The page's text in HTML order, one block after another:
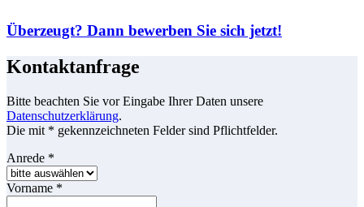
Überzeugt? Dann bewerben Sie sich jetzt!
Kontaktanfrage
Bitte beachten Sie vor Eingabe Ihrer Daten unsere
Datenschutzerklärung.
Die mit * gekennzeichneten Felder sind Pflichtfelder.
Anrede *
Vorname *